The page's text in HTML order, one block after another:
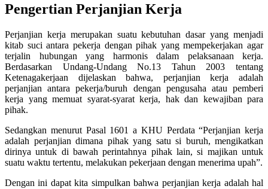
Pengertian Perjanjian Kerja
Perjanjian kerja merupakan suatu kebutuhan dasar yang menjadi
kitab suci antara pekerja dengan pihak yang mempekerjakan agar
terjalin hubungan yang harmonis dalam pelaksanaan kerja.
Berdasarkan Undang-Undang No.13 Tahun 2003 tentang
Ketenagakerjaan dijelaskan bahwa, perjanjian kerja adalah
perjanjian antara pekerja/buruh dengan pengusaha atau pemberi
kerja yang memuat syarat-syarat kerja, hak dan kewajiban para
pihak.
Sedangkan menurut Pasal 1601 a KHU Perdata “Perjanjian kerja
adalah perjanjian dimana pihak yang satu si buruh, mengikatkan
dirinya untuk di bawah perintahnya pihak lain, si majikan untuk
suatu waktu tertentu, melakukan pekerjaan dengan menerima upah”.
Dengan ini dapat kita simpulkan bahwa perjanjian kerja adalah hal